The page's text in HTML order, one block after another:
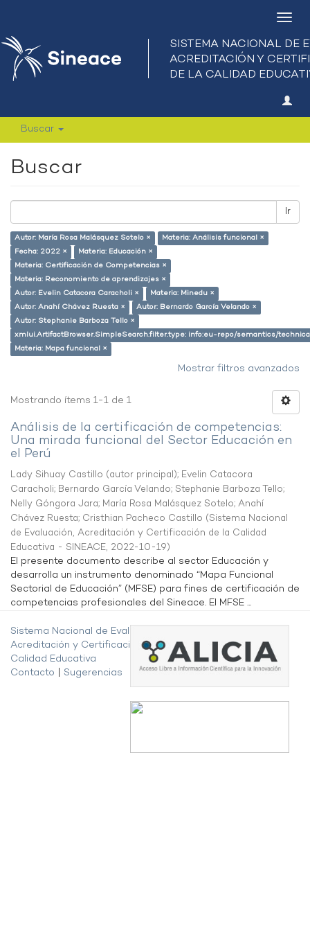
Buscar
Buscar
Ir
Autor: María Rosa Malásquez Sotelo ×
Materia: Análisis funcional ×
Fecha: 2022 ×
Materia: Educación ×
Materia: Certificación de Competencias ×
Materia: Reconomiento de aprendizajes ×
Autor: Evelin Catacora Caracholi ×
Materia: Minedu ×
Autor: Anahí Chávez Ruesta ×
Autor: Bernardo García Velando ×
Autor: Stephanie Barboza Tello ×
xmlui.ArtifactBrowser.SimpleSearch.filter.type: info:eu-repo/semantics/
Materia: Mapa funcional ×
Mostrar filtros avanzados
Mostrando ítems 1-1 de 1
Análisis de la certificación de competencias:
Una mirada funcional del Sector Educación en
el Perú
Lady Sihuay Castillo (autor principal); Evelin Catacora
Caracholi; Bernardo García Velando; Stephanie Barboza Tello;
Nelly Góngora Jara; María Rosa Malásquez Sotelo; Anahí
Chávez Ruesta; Cristhian Pacheco Castillo (Sistema Nacional
de Evaluación, Acreditación y Certificación de la Calidad
Educativa - SINEACE, 2022-10-19)
El presente documento describe al sector Educación y
desarrolla un instrumento denominado “Mapa Funcional
Sectorial de Educación” (MFSE) para fines de certificación de
competencias profesionales del Sineace. El MFSE ...
Sistema Nacional de Evaluación,
Acreditación y Certificación de la
Calidad Educativa
Contacto
Sugerencias